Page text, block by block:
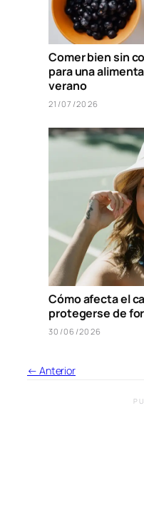
Comer bien sin
para una
verano
21/07/2026
Cómo afecta el
protegerse de
30/06/2026
← Anterior